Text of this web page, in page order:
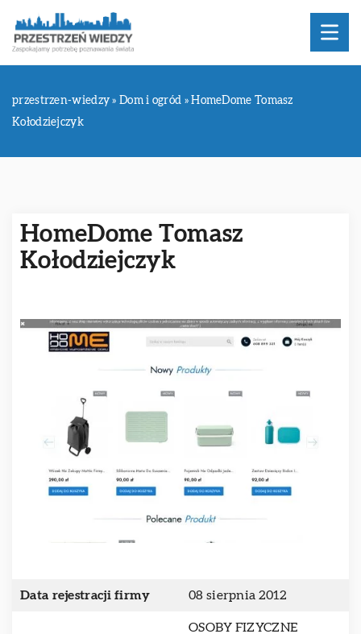
przestrzen-wiedzy »Dom i ogród »HomeDome Tomasz
Kołodziejczyk
HomeDome Tomasz
Kołodziejczyk
Data rejestracji firmy 08 sierpnia 2012
OSOBY FIZYCZNE